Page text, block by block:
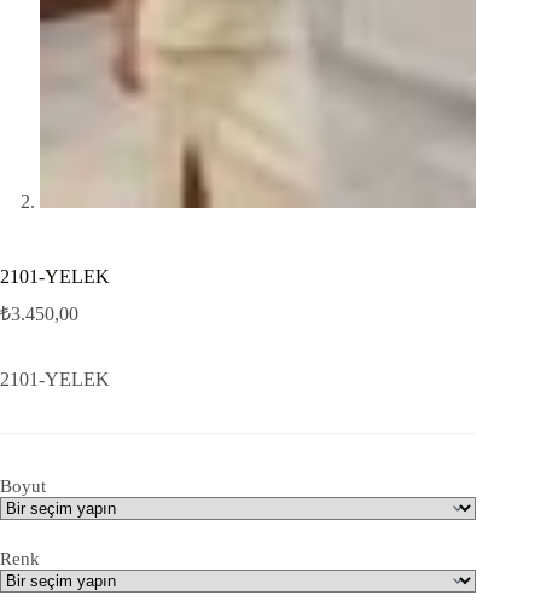
2101-YELEK
₺3.450,00
2101-YELEK
Boyut
Renk